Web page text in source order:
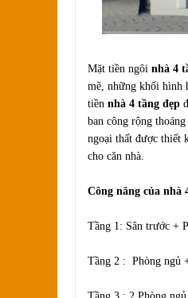
Mặt tiền ngôi nhà 4
mẽ, những khối hình
tiền nhà 4 tầng đẹp
ban công rộng
ngoại thất được thiết
cho căn nhà.
Công năng của nhà
Tầng 1: Sân trước +
Tầng 2 : Phòng ngủ